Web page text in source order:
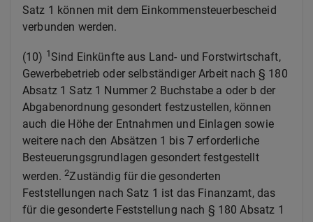
Satz 1 können mit dem Einkommensteuerbescheid
verbunden werden.
(10) 1 Sind Einkünfte aus Land- und Forstwirtschaft,
Gewerbebetrieb oder selbständiger Arbeit nach § 180
Absatz 1 Satz 1 Nummer 2 Buchstabe a oder b der
Abgabenordnung gesondert festzustellen, können
auch die Höhe der Entnahmen und Einlagen sowie
weitere nach den Absätzen 1 bis 7 erforderliche
Besteuerungsgrundlagen gesondert festgestellt
werden.2Zuständig für die gesonderten
Feststellungen nach Satz 1 ist das Finanzamt, das
für die gesonderte Feststellung nach § 180 Absatz 1